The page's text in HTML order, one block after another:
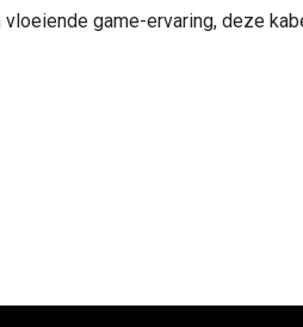
game-ervaring, deze